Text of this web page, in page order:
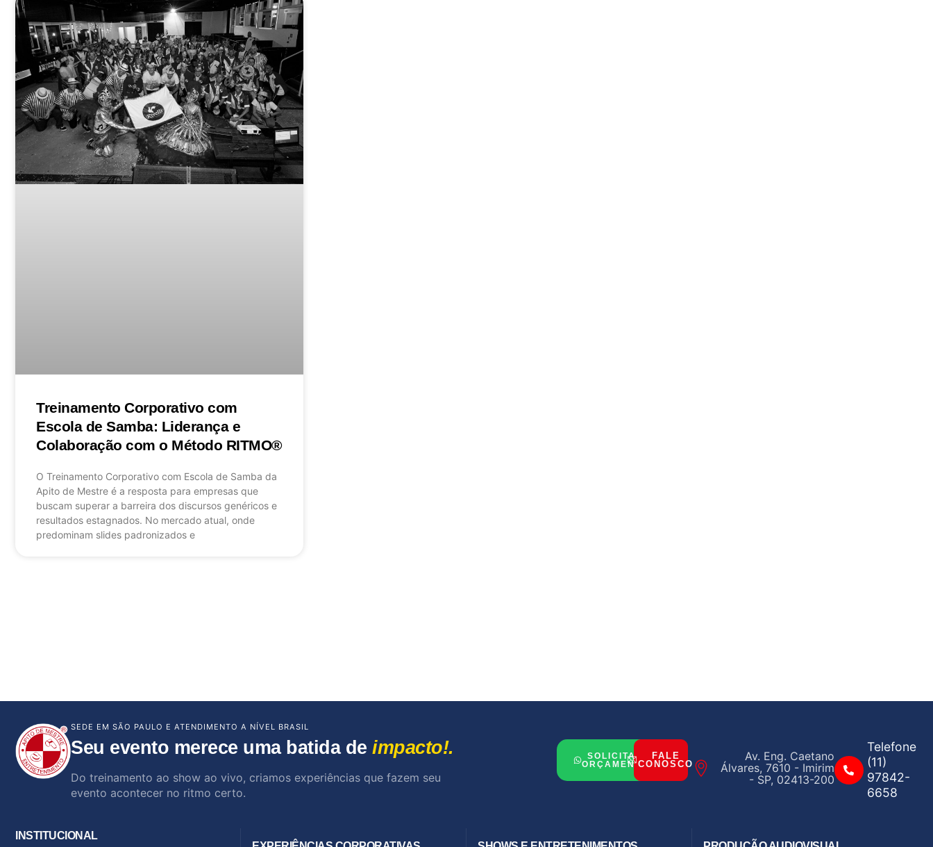
Treinamento Corporativo com
Escola de Samba: Liderança e
Colaboração com o Método RITMO®
O Treinamento Corporativo com Escola de Samba da
Apito de Mestre é a resposta para empresas que
buscam superar a barreira dos discursos genéricos e
resultados estagnados. No mercado atual, onde
predominam slides padronizados e
SEDE EM SÃO PAULO E ATENDIMENTO A NÍVEL BRASIL
Seu evento merece uma batida de impacto!.
Do treinamento ao show ao vivo, criamos experiências que fazem seu
evento acontecer no ritmo certo.
SOLICITAR
ORÇAMENTO
FALE
CONOSCO
Av. Eng. Caetano
Álvares, 7610 - Imirim
- SP, 02413-200
Telefone
(11)
97842-
6658
INSTITUCIONAL